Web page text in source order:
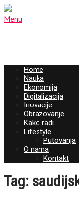
Menu
Home
Nauka
Ekonomija
Digitalizacija
Inovacije
Obrazovanje
Kako radi…
Lifestyle
Putovanja
O nama
Kontakt
Tag: